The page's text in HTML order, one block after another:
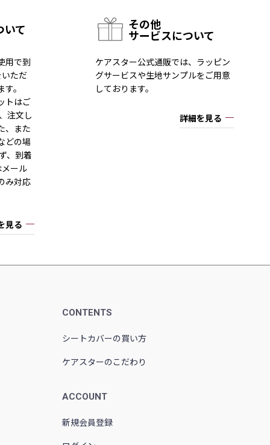
いて
用で到
ただ
。
トはご
注文し
、また
どの場
、到着
ール
み対応
見る
その他
サービスについて
ケアスター公式通販では、ラッピン
グサービスや生地サンプルをご用意
しております。
詳細を見る
CONTENTS
シートカバーの買い方
ケアスターのこだわり
ACCOUNT
新規会員登録